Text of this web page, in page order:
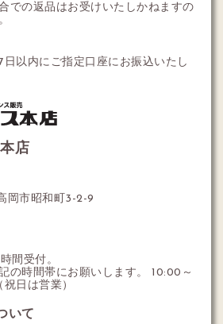
での返品はお受けいたしかねますの
以内にご指定口座にお振込いたし
店
岡市昭和町3-2-9
間受付。
の時間帯にお願いします。 10:00～
日は営業）
いて